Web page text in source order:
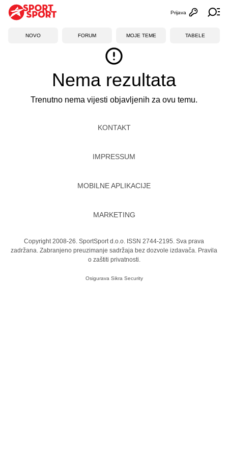
Otvori
Prijava
NOVO FORUM MOJE TEME TABELE
Nema rezultata
Trenutno nema vijesti objavljenih za ovu temu.
KONTAKT
IMPRESSUM
MOBILNE APLIKACIJE
MARKETING
Copyright 2008-26. SportSport d.o.o. ISSN 2744-2195. Sva prava
zadržana. Zabranjeno preuzimanje sadržaja bez dozvole izdavača. Pravila
o zaštiti privatnosti.
Osigurava Sikra Security